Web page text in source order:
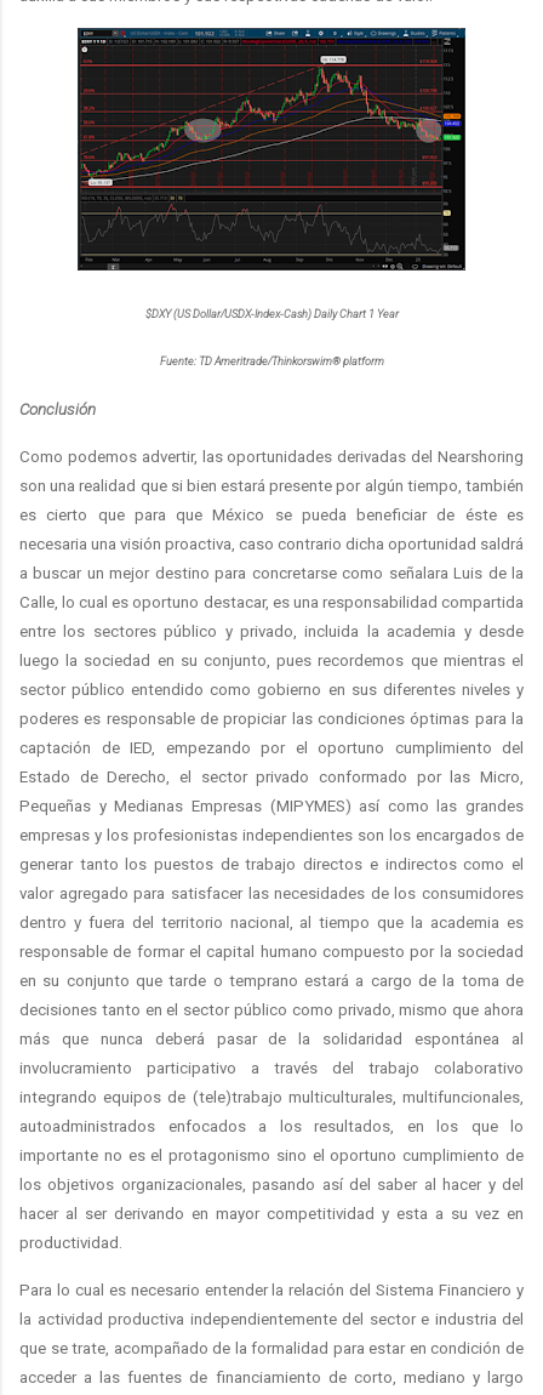
$DXY (US Dollar/USDX-Index-Cash) Daily Chart 1 Year
Fuente: TD Ameritrade/Thinkorswim® platform
Conclusión
Como podemos advertir, las oportunidades derivadas del Nearshoring
son una realidad que si bien estará presente por algún tiempo, también
es cierto que para que México se pueda beneficiar de éste es
necesaria una visión proactiva, caso contrario dicha oportunidad saldrá
a buscar un mejor destino para concretarse como señalara Luis de la
Calle, lo cual es oportuno destacar, es una responsabilidad compartida
entre los sectores público y privado, incluida la academia y desde
luego la sociedad en su conjunto, pues recordemos que mientras el
sector público entendido como gobierno en sus diferentes niveles y
poderes es responsable de propiciar las condiciones óptimas para la
captación de IED, empezando por el oportuno cumplimiento del
Estado de Derecho, el sector privado conformado por las Micro,
Pequeñas y Medianas Empresas (MIPYMES) así como las grandes
empresas y los profesionistas independientes son los encargados de
generar tanto los puestos de trabajo directos e indirectos como el
valor agregado para satisfacer las necesidades de los consumidores
dentro y fuera del territorio nacional, al tiempo que la academia es
responsable de formar el capital humano compuesto por la sociedad
en su conjunto que tarde o temprano estará a cargo de la toma de
decisiones tanto en el sector público como privado, mismo que ahora
más que nunca deberá pasar de la solidaridad espontánea al
involucramiento participativo a través del trabajo colaborativo
integrando equipos de (tele)trabajo multiculturales, multifuncionales,
autoadministrados enfocados a los resultados, en los que lo
importante no es el protagonismo sino el oportuno cumplimiento de
los objetivos organizacionales, pasando así del saber al hacer y del
hacer al ser derivando en mayor competitividad y esta a su vez en
productividad.
Para lo cual es necesario entender la relación del Sistema Financiero y
la actividad productiva independientemente del sector e industria del
que se trate, acompañado de la formalidad para estar en condición de
acceder a las fuentes de financiamiento de corto, mediano y largo